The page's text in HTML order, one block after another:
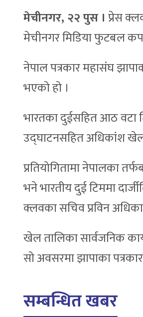
मेचीनगर, २२ पुस । प्रेस
मेचीनगर मिडिया फुटबल
नेपाल पत्रकार महासंघ
भएको हो ।
भारतका दुईसहित आठ वटा
उद्घाटनसहित अधिकांश
प्रतियोगितामा नेपालका
भने भारतीय दुई टिममा
क्लवका सचिव प्रविन
खेल तालिका सार्वजनिक
सो अवसरमा झापाका
सम्बन्धित खबर